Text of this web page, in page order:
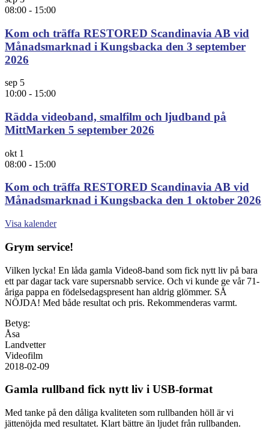
08:00 - 15:00
Kom och träffa RESTORED Scandinavia AB vid
Månadsmarknad i Kungsbacka den 3 september
2026
sep 5
10:00 - 15:00
Rädda videoband, smalfilm och ljudband på
MittMarken 5 september 2026
okt 1
08:00 - 15:00
Kom och träffa RESTORED Scandinavia AB vid
Månadsmarknad i Kungsbacka den 1 oktober 2026
Visa kalender
Grym service!
Vilken lycka! En låda gamla Video8-band som fick nytt liv på bara
ett par dagar tack vare supersnabb service. Och vi kunde ge vår 71-
åriga pappa en födelsedagspresent han aldrig glömmer. SÅ
NÖJDA! Med både resultat och pris. Rekommenderas varmt.
Betyg:
Åsa
Landvetter
Videofilm
2018-02-09
Gamla rullband fick nytt liv i USB-format
Med tanke på den dåliga kvaliteten som rullbanden höll är vi
jättenöjda med resultatet. Klart bättre än ljudet från rullbanden.